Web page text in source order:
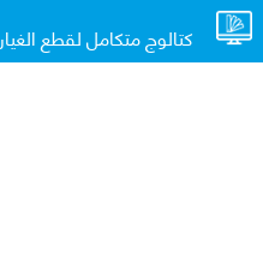
كتالوج متكامل لقطع الغيار